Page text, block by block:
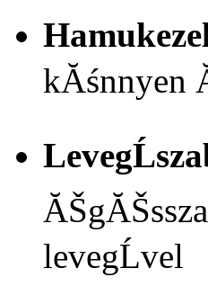
kĂśnnyen
levegĹvel